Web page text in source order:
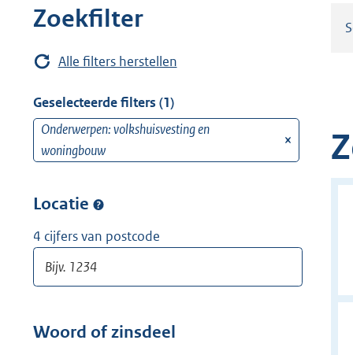
Zoekfilter
Alle filters herstellen
Geselecteerde filters (1)
Onderwerpen: volkshuisvesting en
woningbouw
Locatie
4 cijfers van postcode
Woord of zinsdeel